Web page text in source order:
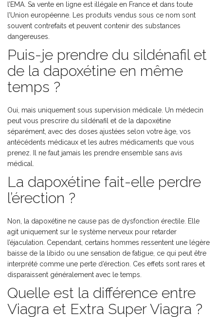
l’EMA. Sa vente en ligne est illégale en France et dans toute
l’Union européenne. Les produits vendus sous ce nom sont
souvent contrefaits et peuvent contenir des substances
dangereuses.
Puis-je prendre du sildénafil et
de la dapoxétine en même
temps ?
Oui, mais uniquement sous supervision médicale. Un médecin
peut vous prescrire du sildénafil et de la dapoxétine
séparément, avec des doses ajustées selon votre âge, vos
antécédents médicaux et les autres médicaments que vous
prenez. Il ne faut jamais les prendre ensemble sans avis
médical.
La dapoxétine fait-elle perdre
l’érection ?
Non, la dapoxétine ne cause pas de dysfonction érectile. Elle
agit uniquement sur le système nerveux pour retarder
l’éjaculation. Cependant, certains hommes ressentent une légère
baisse de la libido ou une sensation de fatigue, ce qui peut être
interprété comme une perte d’érection. Ces effets sont rares et
disparaissent généralement avec le temps.
Quelle est la différence entre
Viagra et Extra Super Viagra ?